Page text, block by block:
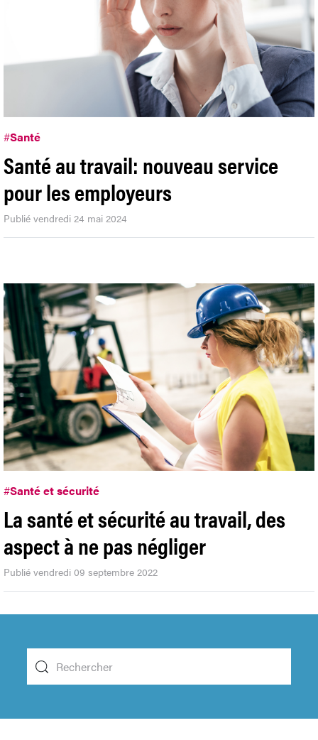
#Santé
Santé au travail: nouveau service
pour les employeurs
Publié vendredi 24 mai 2024
#Santé et sécurité
La santé et sécurité au travail, des
aspect à ne pas négliger
Publié vendredi 09 septembre 2022